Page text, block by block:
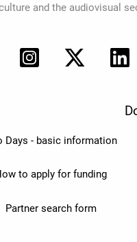
and the audiovisual
Days - basic information
to apply for funding
Partner search form